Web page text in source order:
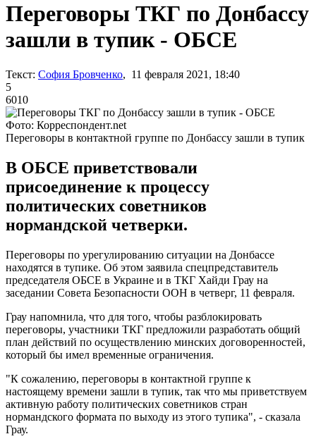
Переговоры ТКГ по Донбассу
зашли в тупик - ОБСЕ
Текст: София Бровченко, 11 февраля 2021, 18:40
5
6010
Фото: Корреспондент.net
Переговоры в контактной группе по Донбассу зашли в тупик
В ОБСЕ приветствовали
присоединение к процессу
политических советников
нормандской четверки.
Переговоры по урегулированию ситуации на Донбассе
находятся в тупике. Об этом заявила спецпредставитель
председателя ОБСЕ в Украине и в ТКГ Хайди Грау на
заседании Совета Безопасности ООН в четверг, 11 февраля.
Грау напомнила, что для того, чтобы разблокировать
переговоры, участники ТКГ предложили разработать общий
план действий по осуществлению минских договоренностей,
который бы имел временные ограничения.
"К сожалению, переговоры в контактной группе к
настоящему времени зашли в тупик, так что мы приветствуем
активную работу политических советников стран
нормандского формата по выходу из этого тупика", - сказала
Грау.